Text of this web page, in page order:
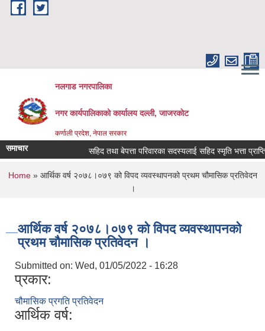
Skip to main content
नलगाड नगरपालिका
नगर कार्यपालिकाको कार्यालय दल्ली, जाजरकाेट
कर्णाली प्रदेश, नेपाल सरकार
समाचार सहिद तथा बेपत्ता परिवारका सदस्यलाई सहिद स्मृति भत्ता
You are here
Home» आर्थिक वर्ष २०७८।०७९ को विपद व्यवस्थापनको प्रथम चौमासिक प्रतिवेदन
।
आर्थिक वर्ष २०७८।०७९ को विपद व्यवस्थापनको
प्रथम चौमासिक प्रतिवेदन ।
Submitted on: Wed, 01/05/2022 - 16:28
प्रकार:
चौमासिक प्रगति प्रतिवेदन
आर्थिक वर्ष: